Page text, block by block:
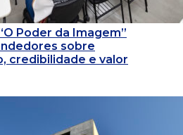
Poder da Imagem”
sobre
credibilidade e valor